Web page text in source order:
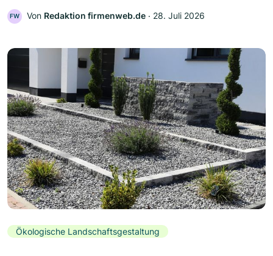
FW Von Redaktion firmenweb.de ‧ 28. Juli 2026
Ökologische Landschaftsgestaltung